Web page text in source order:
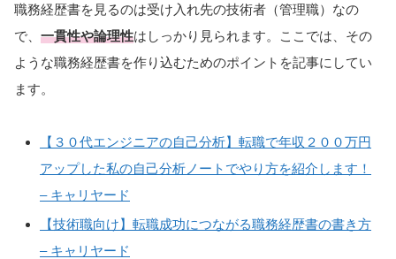
職務経歴書を見るのは受け入れ先の技術者（管理職）なの
で、 一貫性や論理性はしっかり見られます。ここでは、その
ような職務経歴書を作り込むためのポイントを記事にしてい
ます。
【３０代エンジニアの自己分析】転職で年収２００万円
アップした私の自己分析ノートでやり方を紹介します！
– キャリヤード
【技術職向け】転職成功につながる職務経歴書の書き方
– キャリヤード